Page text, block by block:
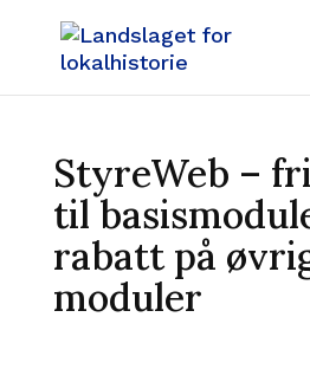
StyreWeb –
til
rabatt på
moduler